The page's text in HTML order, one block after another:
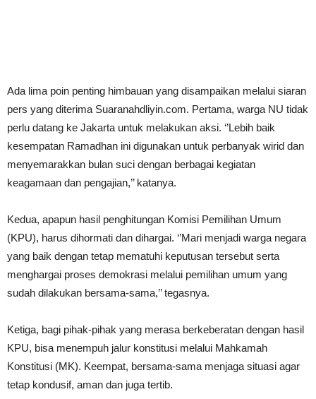
Ada lima poin penting himbauan yang disampaikan melalui siaran
pers yang diterima Suaranahdliyin.com. Pertama, warga NU tidak
perlu datang ke Jakarta untuk melakukan aksi. ‘’Lebih baik
kesempatan Ramadhan ini digunakan untuk perbanyak wirid dan
menyemarakkan bulan suci dengan berbagai kegiatan
keagamaan dan pengajian,’’ katanya.
Kedua, apapun hasil penghitungan Komisi Pemilihan Umum
(KPU), harus dihormati dan dihargai. ‘’Mari menjadi warga negara
yang baik dengan tetap mematuhi keputusan tersebut serta
menghargai proses demokrasi melalui pemilihan umum yang
sudah dilakukan bersama-sama,’’ tegasnya.
Ketiga, bagi pihak-pihak yang merasa berkeberatan dengan hasil
KPU, bisa menempuh jalur konstitusi melalui Mahkamah
Konstitusi (MK). Keempat, bersama-sama menjaga situasi agar
tetap kondusif, aman dan juga tertib.